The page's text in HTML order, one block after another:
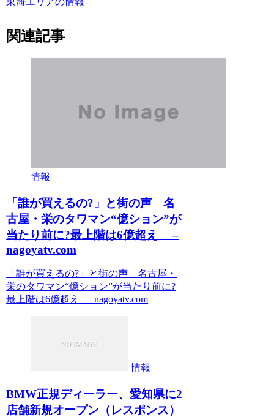
関連記事
情報
「誰が買えるの?」と街の声 名
古屋・栄のタワマン“億ション”が
当たり前に?最上階は6億超え –
nagoyatv.com
「誰が買えるの?」と街の声 名古屋・
栄のタワマン“億ション”が当たり前に?
最上階は6億超え nagoyatv.com
情報
BMW正規ディーラー、愛知県に2
店舗新規オープン（レスポンス）